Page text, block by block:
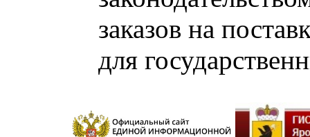
заказов на
для